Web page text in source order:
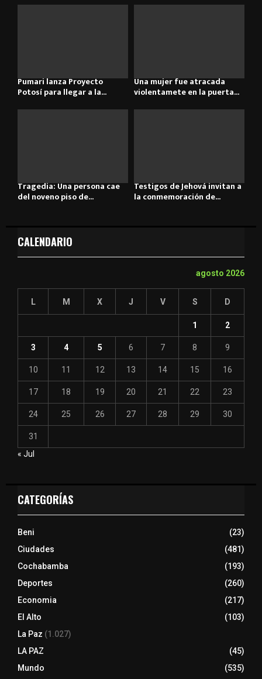
Pumari lanza Proyecto
Potosí para llegar a la...
Una mujer fue atracada
violentamete en la puerta...
Tragedia: Una persona cae
del noveno piso de...
Testigos de Jehová invitan a
la conmemoración de...
CALENDARIO
agosto 2026
L M X J V S D
1 2
3 4 5 6 7 8 9
10 11 12 13 14 15 16
17 18 19 20 21 22 23
24 25 26 27 28 29 30
31
« Jul
CATEGORÍAS
Beni
(23)
Ciudades
(481)
Cochabamba
(193)
Deportes
(260)
Economia
(217)
El Alto
(103)
La Paz (1.027)
LA PAZ
(45)
Mundo
(535)